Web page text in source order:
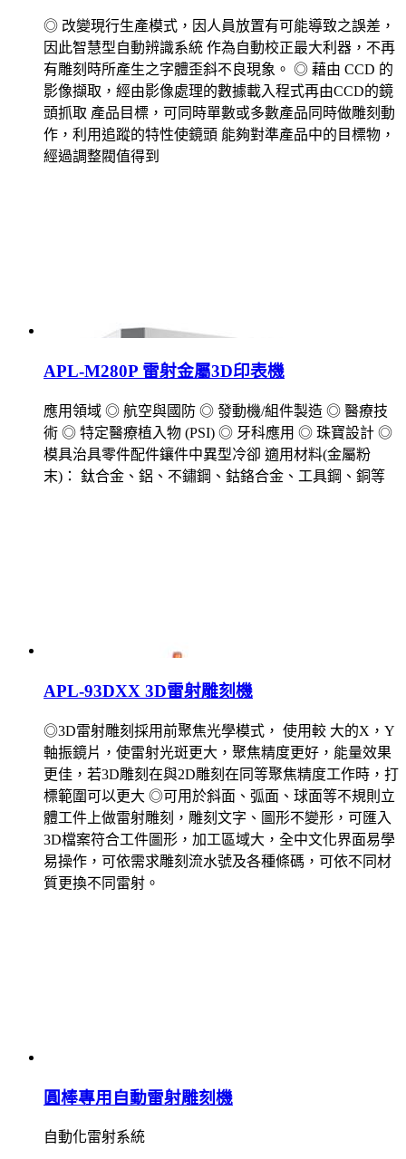
◎ 改變現行生產模式，因人員放置有可能導致之誤差，
因此智慧型自動辨識系統 作為自動校正最大利器，不再
有雕刻時所產生之字體歪斜不良現象。 ◎ 藉由 CCD 的
影像擷取，經由影像處理的數據載入程式再由CCD的鏡
頭抓取 產品目標，可同時單數或多數產品同時做雕刻動
作，利用追蹤的特性使鏡頭 能夠對準產品中的目標物，
經過調整閥值得到
APL-M280P 雷射金屬3D印表機
應用領域 ◎ 航空與國防 ◎ 發動機/組件製造 ◎ 醫療技
術 ◎ 特定醫療植入物 (PSI) ◎ 牙科應用 ◎ 珠寶設計 ◎
模具治具零件配件鑲件中異型冷卻 適用材料(金屬粉
末)： 鈦合金、鋁、不鏽鋼、鈷鉻合金、工具鋼、銅等
APL-93DXX 3D雷射雕刻機
◎3D雷射雕刻採用前聚焦光學模式， 使用較 大的X，Y
軸振鏡片，使雷射光斑更大，聚焦精度更好，能量效果
更佳，若3D雕刻在與2D雕刻在同等聚焦精度工作時，打
標範圍可以更大 ◎可用於斜面、弧面、球面等不規則立
體工件上做雷射雕刻，雕刻文字、圖形不變形，可匯入
3D檔案符合工件圖形，加工區域大，全中文化界面易學
易操作，可依需求雕刻流水號及各種條碼，可依不同材
質更換不同雷射。
圓棒專用自動雷射雕刻機
自動化雷射系統